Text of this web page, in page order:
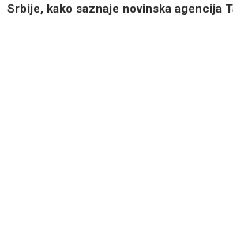
Srbije, kako saznaje novinska agencija